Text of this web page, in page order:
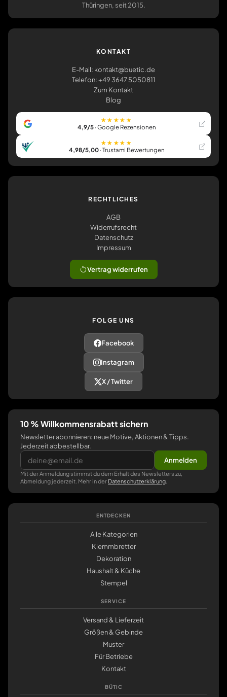
Thüringen, seit 2015.
KONTAKT
E-Mail: kontakt@buetic.de
Telefon: +49 3647 5050811
Zum Kontakt
Blog
★★★★★
4,9/5· Google Rezensionen
★★★★★
4,98/5,00· Trustami Bewertungen
RECHTLICHES
AGB
Widerrufsrecht
Datenschutz
Impressum
Vertrag widerrufen
FOLGE UNS
Facebook
Instagram
X / Twitter
10 % Willkommensrabatt sichern
Newsletter abonnieren: neue Motive, Aktionen & Tipps.
Jederzeit abbestellbar.
Anmelden
Mit der Anmeldung stimmst du dem Erhalt des Newsletters zu,
Abmeldung jederzeit. Mehr in der Datenschutzerklärung
ENTDECKEN
Alle Kategorien
Klemmbretter
Dekoration
Haushalt & Küche
Stempel
SERVICE
Versand & Lieferzeit
Größen & Gebinde
Muster
Für Betriebe
Kontakt
BÜTIC